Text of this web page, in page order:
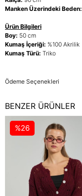
Manken Üzerindeki Beden:
Ürün Bilgileri
Boy: 50 cm
Kumaş İçeriği: %100 Akrilik
Kumaş Türü: Triko
Ödeme Seçenekleri
BENZER ÜRÜNLER
%26